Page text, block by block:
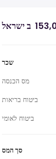
שכר
מס הכנסה
ביטוח בריאות
ביטוח לאומי
סך המס